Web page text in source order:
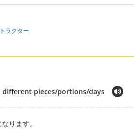
ラクター
pieces/portions/days
ります。